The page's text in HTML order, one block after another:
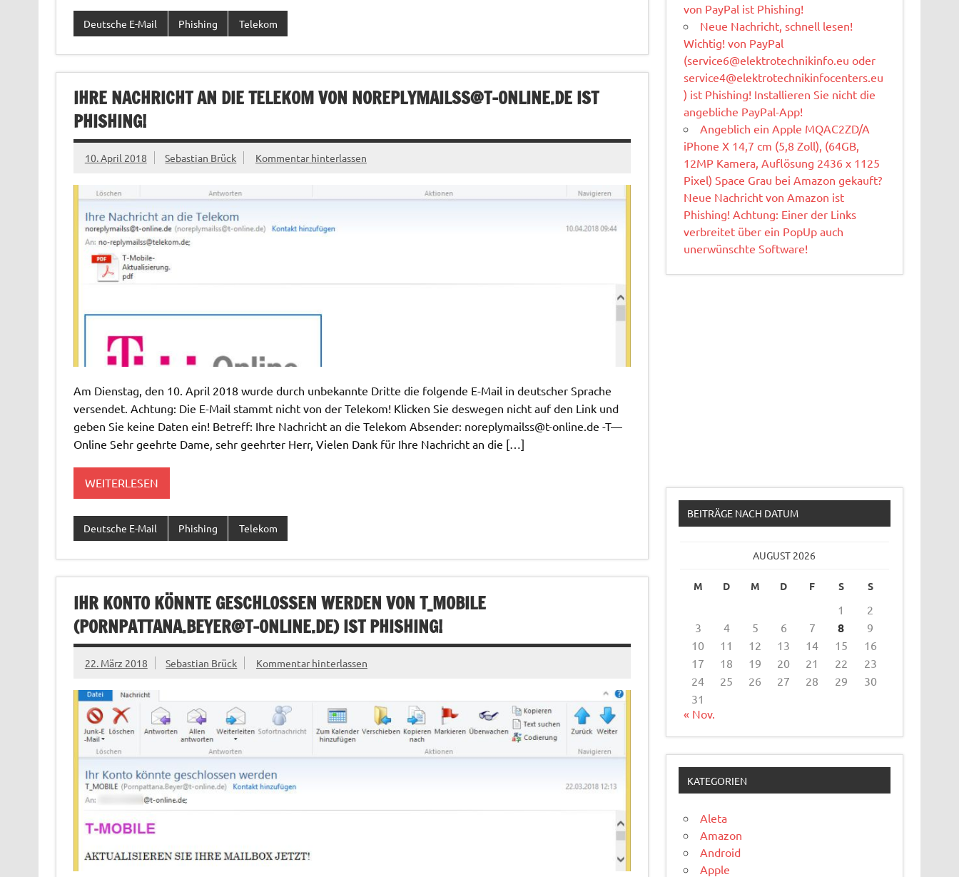
Deutsche E-Mail Phishing Telekom
IHRE NACHRICHT AN DIE TELEKOM VON NOREPLYMAILSS@T-ONLINE.DEIST
PHISHING!
10. April 2018 Sebastian Brück Kommentar hinterlassen
Am Dienstag, den 10. April 2018 wurde durch unbekannte Dritte die folgende E-Mail in deutscher Sprache
versendet. Achtung: Die E-Mail stammt nicht von der Telekom! Klicken Sie deswegen nicht auf den Link und
geben Sie keine Daten ein! Betreff: Ihre Nachricht an die Telekom Absender: noreplymailss@t-online.de -T—
Online Sehr geehrte Dame, sehr geehrter Herr, Vielen Dank für Ihre Nachricht an die […]
WEITERLESEN
Deutsche E-Mail Phishing Telekom
IHR KONTO KÖNNTE GESCHLOSSEN WERDEN VON T_MOBILE
(PORNPATTANA.BEYER@T-ONLINE.DE) IST PHISHING!
22. März 2018 Sebastian Brück Kommentar hinterlassen
von PayPal ist Phishing!
Neue Nachricht, schnell lesen!
Wichtig! von PayPal
(service6@elektrotechnikinfo.eu oder
service4@elektrotechnikinfocenters.eu
) ist Phishing! Installieren Sie nicht die
angebliche PayPal-App!
Angeblich ein Apple MQAC2ZD/A
iPhone X 14,7 cm (5,8 Zoll), (64GB,
12MP Kamera, Auflösung 2436 x 1125
Pixel) Space Grau bei Amazon gekauft?
Neue Nachricht von Amazon ist
Phishing! Achtung: Einer der Links
verbreitet über ein PopUp auch
unerwünschte Software!
BEITRÄGE NACH DATUM
AUGUST 2026
M D M D F S S
1
2
3
4 5 6 7 8
9
10
11 12 13 14 15
16
17
18 19 20 21 22
23
24
25 26 27 28 29
30
31
« Nov.
KATEGORIEN
Aleta
Amazon
Android
Apple